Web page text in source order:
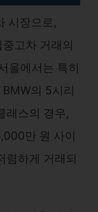
시장으로,
고차 거래의
울에서는 특히
의 5시리
래스의 경우,
만 원 사이
렴하게 거래되